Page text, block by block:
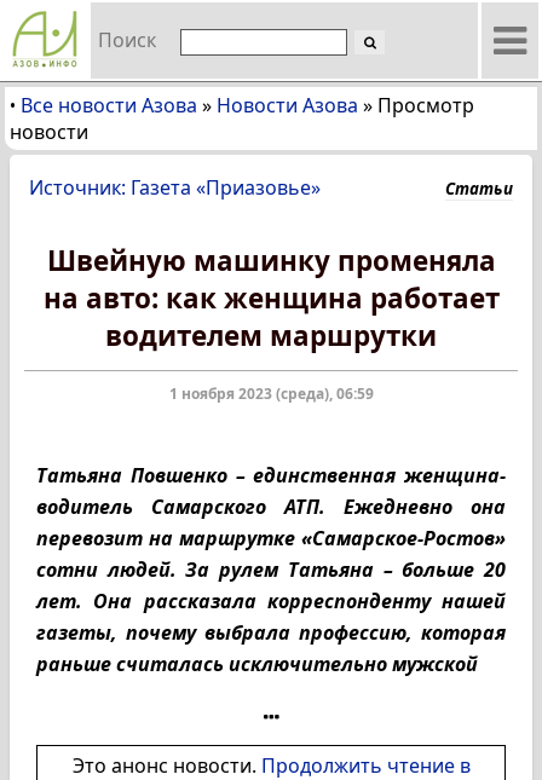
Поиск
• Все новости Азова » Новости Азова » Просмотр
новости
Источник: Газета «Приазовье» Статьи
Швейную машинку променяла
на авто: как женщина работает
водителем маршрутки
1 ноября 2023 (среда), 06:59
Татьяна Повшенко – единственная женщина-
водитель Самарского АТП. Ежедневно она
перевозит на маршрутке «Самарское-Ростов»
сотни людей. За рулем Татьяна – больше 20
лет. Она рассказала корреспонденту нашей
газеты, почему выбрала профессию, которая
раньше считалась исключительно мужской
Это анонс новости. Продолжить чтение в